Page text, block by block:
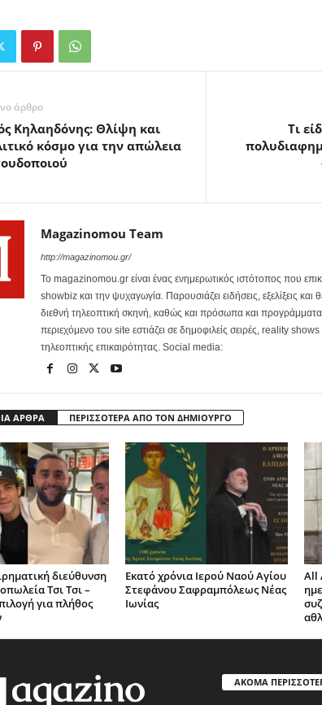
άρθρο
Κηλαηδόνης: Θλίψη και
κόσμο για την απώλεια
Τι
Magazinomou Team
http://magazinomou.gr/
Το magazinomou.gr είναι ένας ενημερωτικός ιστότοπος που
showbiz και την ψυχαγωγία. Παρουσιάζει ειδήσεις, εξελίξεις και
διεθνή τηλεοπτική σκηνή, καθώς και πρόσωπα και
περιεχόμενο του site εστιάζει σε δημοφιλείς σειρές, reality
τηλεοπτικής επικαιρότητας. Social media:
ΑΡΘΡΑ ΠΕΡΙΣΣΟΤΕΡΑ ΑΠΟ ΤΟΝ ΔΗΜΙΟΥΡΓΟ
διεύθυνση
Τσι Τσι –
για πλήθος
Εκατό χρόνια Ιερού Ναού Αγίου
Στεφάνου Σαφραμπόλεως Νέας
Ιωνίας
All
ΑΚΟΜΑ